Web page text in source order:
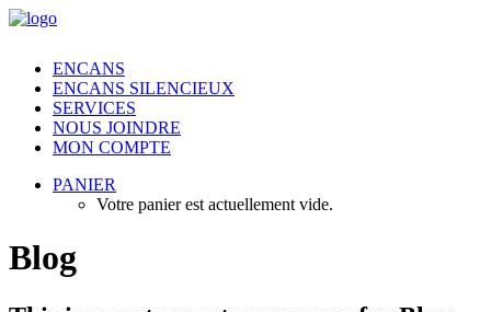
ENCANS
ENCANS SILENCIEUX
SERVICES
NOUS JOINDRE
MON COMPTE
PANIER
Votre panier est actuellement vide.
Blog